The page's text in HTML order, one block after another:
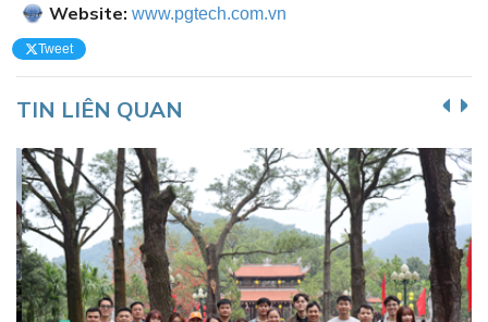
Website: www.pgtech.com.vn
Tweet
TIN LIÊN QUAN